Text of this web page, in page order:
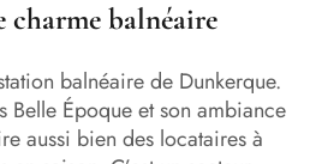
charme balnéaire
balnéaire de Dunkerque.
Belle Époque et son ambiance
aussi bien des locataires à